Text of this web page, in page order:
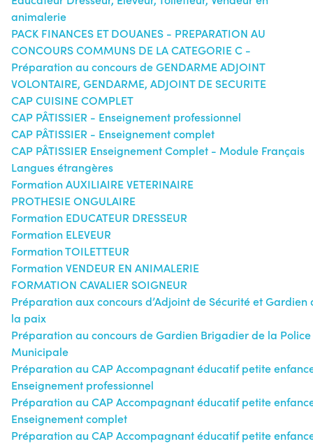
animalerie
PACK FINANCES ET DOUANES - PREPARATION AU
CONCOURS COMMUNS DE LA CATEGORIE C -
Préparation au concours de GENDARME ADJOINT
VOLONTAIRE, GENDARME, ADJOINT DE SECURITE
CAP CUISINE COMPLET
CAP PÂTISSIER - Enseignement professionnel
CAP PÂTISSIER - Enseignement complet
CAP PÂTISSIER Enseignement Complet - Module Français
Langues étrangères
Formation AUXILIAIRE VETERINAIRE
PROTHESIE ONGULAIRE
Formation EDUCATEUR DRESSEUR
Formation ELEVEUR
Formation TOILETTEUR
Formation VENDEUR EN ANIMALERIE
FORMATION CAVALIER SOIGNEUR
Préparation aux concours d’Adjoint de Sécurité et Gardien
la paix
Préparation au concours de Gardien Brigadier de la Police
Municipale
Préparation au CAP Accompagnant éducatif petite
Enseignement professionnel
Préparation au CAP Accompagnant éducatif petite
Enseignement complet
Préparation au CAP Accompagnant éducatif petite